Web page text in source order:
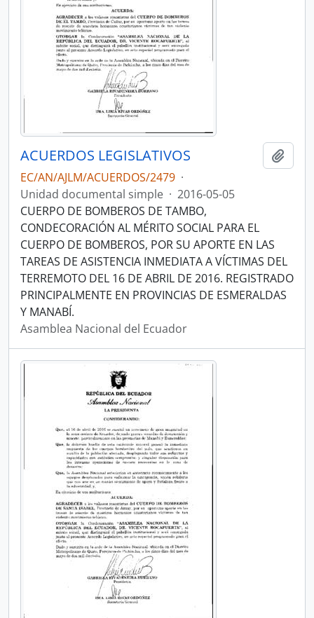
ACUERDOS LEGISLATIVOS
EC/AN/AJLM/ACUERDOS/2479 ·
Unidad documental simple · 2016-05-05
CUERPO DE BOMBEROS DE TAMBO,
CONDECORACIÓN AL MÉRITO SOCIAL PARA EL
CUERPO DE BOMBEROS, POR SU APORTE EN LAS
TAREAS DE ASISTENCIA INMEDIATA A VÍCTIMAS DEL
TERREMOTO DEL 16 DE ABRIL DE 2016. REGISTRADO
PRINCIPALMENTE EN PROVINCIAS DE ESMERALDAS
Y MANABÍ.
Asamblea Nacional del Ecuador